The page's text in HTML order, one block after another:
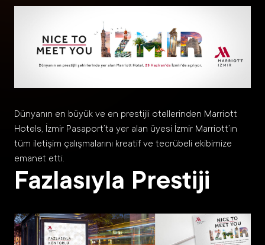
Dünyanın en büyük ve en prestijli otellerinden Marriott
Hotels, İzmir Pasaport’ta yer alan üyesi İzmir Marriott’ın
tüm iletişim çalışmalarını kreatif ve tecrübeli ekibimize
emanet etti.
Fazlasıyla Prestiji